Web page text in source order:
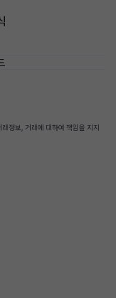
정보, 거래에 대하여 책임을 지지